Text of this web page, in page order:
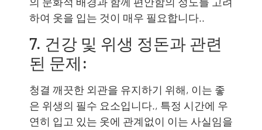
하여 옷을 입는 것이 매우 필요합니다..
7. 건강 및 위생 정돈과 관련
된 문제:
청결 깨끗한 외관을 유지하기 위해, 이는 좋
은 위생의 필수 요소입니다., 특정 시간에 우
연히 입고 있는 옷에 관계없이 이는 사실임을